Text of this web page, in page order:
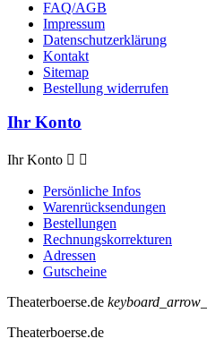
FAQ/AGB
Impressum
Datenschutzerklärung
Kontakt
Sitemap
Bestellung widerrufen
Ihr Konto
Ihr Konto  
Persönliche Infos
Warenrücksendungen
Bestellungen
Rechnungskorrekturen
Adressen
Gutscheine
Theaterboerse.de
Theaterboerse.de